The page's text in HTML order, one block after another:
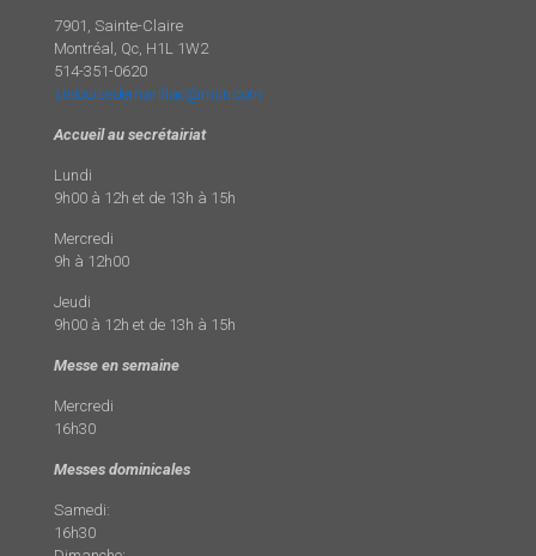
7901, Sainte-Claire
Montréal, Qc, H1L 1W2
514-351-0620
stelouisedemarillac@msn.com
Accueil au secrétairiat
Lundi
9h00 à 12h et de 13h à 15h
Mercredi
9h à 12h00
Jeudi
9h00 à 12h et de 13h à 15h
Messe en semaine
Mercredi
16h30
Messes dominicales
Samedi:
16h30